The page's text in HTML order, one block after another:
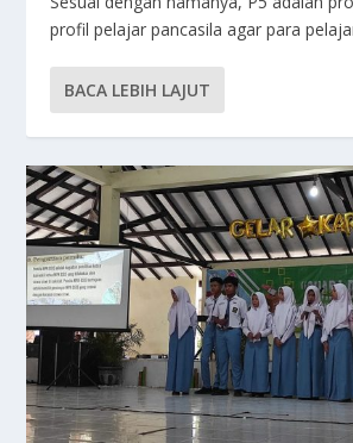
profil pelajar pancasila agar para
BACA LEBIH LAJUT